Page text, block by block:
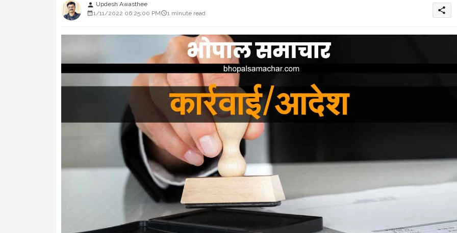
person Updesh Awasthee
1/11/2022 06:25:00 PM
1 minute read share